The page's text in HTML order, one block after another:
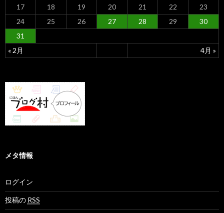
« 2月 4月 »
17
18 19 20 21 22
23
24
25 26 27 28 29
30
31
メタ情報
ログイン
投稿の RSS